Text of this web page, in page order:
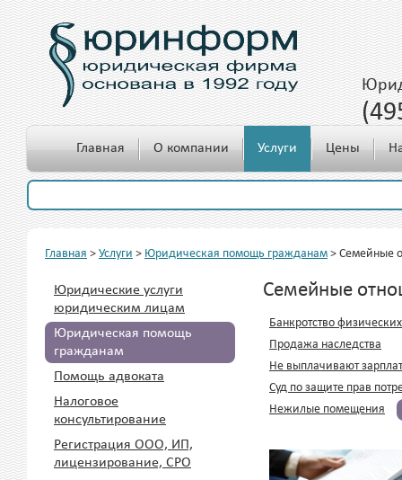
c 10.00 до 18.00
Главная О компании Услуги Цены
Главная > Услуги > Юридическая помощь гражданам > Семейные
Юридические услуги
юридическим лицам
Юридическая помощь
гражданам
Помощь адвоката
Налоговое
консультирование
Регистрация ООО, ИП,
лицензирование, СРО
Семейные
Банкротство
Продажа наследства
Не выплачивают
Cуд по защите прав
Нежилые помещения